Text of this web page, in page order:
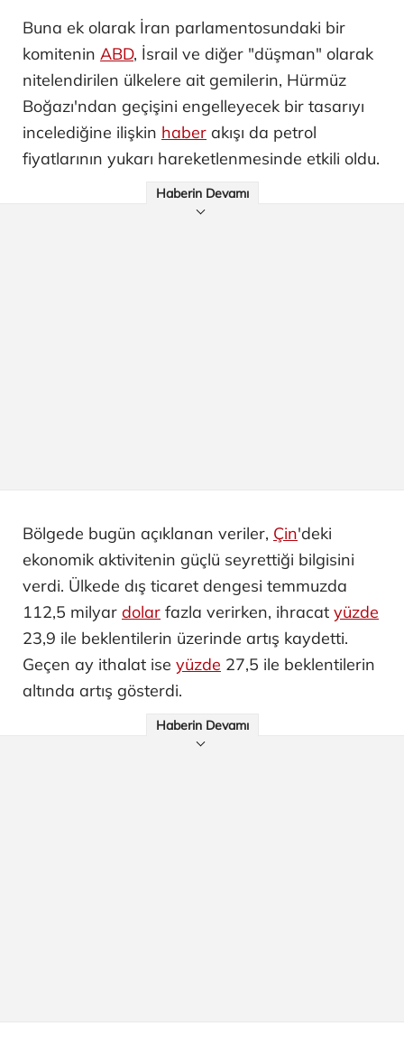
Buna ek olarak İran parlamentosundaki bir
komitenin ABD, İsrail ve diğer "düşman" olarak
nitelendirilen ülkelere ait gemilerin, Hürmüz
Boğazı'ndan geçişini engelleyecek bir tasarıyı
incelediğine ilişkin haber akışı da petrol
fiyatlarının yukarı hareketlenmesinde etkili oldu.
Haberin Devamı
Bölgede bugün açıklanan veriler, Çin'deki
ekonomik aktivitenin güçlü seyrettiği bilgisini
verdi. Ülkede dış ticaret dengesi temmuzda
112,5 milyar dolar fazla verirken, ihracat yüzde
23,9 ile beklentilerin üzerinde artış kaydetti.
Geçen ay ithalat ise yüzde 27,5 ile beklentilerin
altında artış gösterdi.
Haberin Devamı